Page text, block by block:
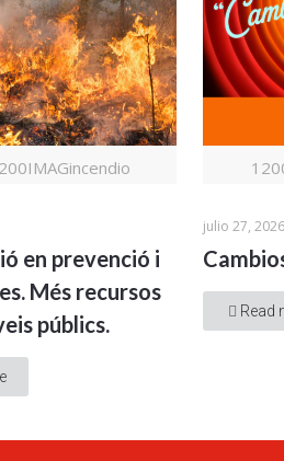
en prevenció i
Més recursos
públics.
julio 27, 2026
Read